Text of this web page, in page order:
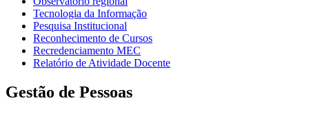
Tecnologia da Informação
Pesquisa Institucional
Reconhecimento de Cursos
Recredenciamento MEC
Relatório de Atividade Docente
Gestão de Pessoas